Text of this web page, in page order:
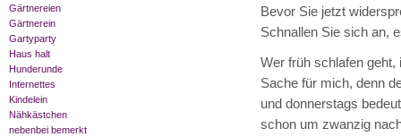
Gärtnereien
Gärtnerein
Gartyparty
Haus halt
Hunderunde
Internettes
Kindelein
Nähkästchen
nebenbei bemerkt
Bevor Sie jetzt
Schnallen Sie sich an,
Wer früh schlafen
Sache für mich, denn
und donnerstags
schon um zwanzig